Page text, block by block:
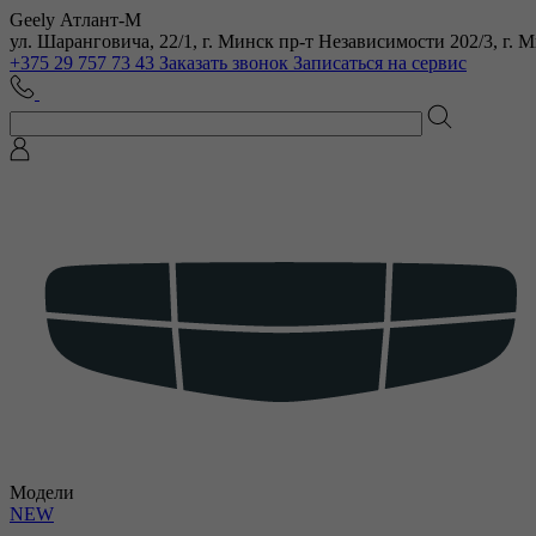
Geely Атлант-М
ул. Шаранговича, 22/1, г. Минск пр-т Независимости 202/3, г.
+375 29 757 73 43 Заказать звонок Записаться на сервис
Модели
NEW